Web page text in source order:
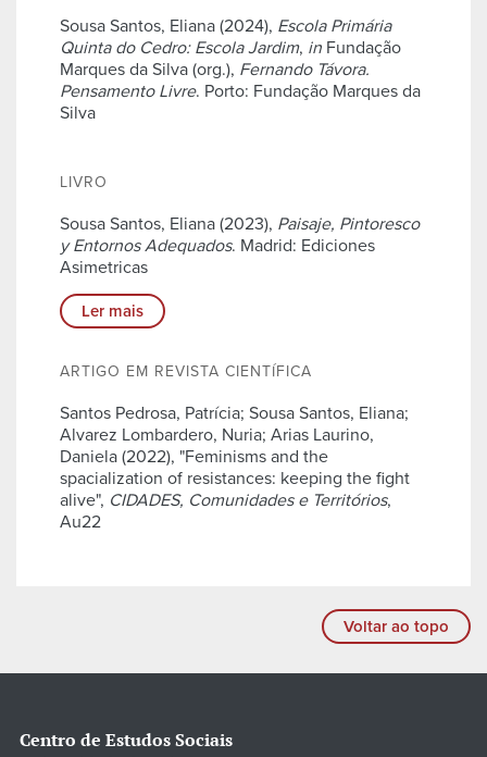
Sousa Santos, Eliana (2024), Escola Primária
Quinta do Cedro: Escola Jardim, in Fundação
Marques da Silva (org.), Fernando Távora.
Pensamento Livre. Porto: Fundação Marques da
Silva
LIVRO
Sousa Santos, Eliana (2023), Paisaje, Pintoresco
y Entornos Adequados. Madrid: Ediciones
Asimetricas
Ler mais
ARTIGO EM REVISTA CIENTÍFICA
Santos Pedrosa, Patrícia; Sousa Santos, Eliana;
Alvarez Lombardero, Nuria; Arias Laurino,
Daniela (2022), "Feminisms and the
spacialization of resistances: keeping the fight
alive", CIDADES, Comunidades e Territórios,
Au22
Voltar ao topo
Centro de Estudos Sociais